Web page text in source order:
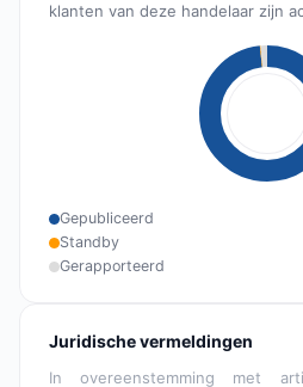
klanten van deze handelaar zijn
Gepubliceerd
Standby
Gerapporteerd
Juridische vermeldingen
In overeenstemming met